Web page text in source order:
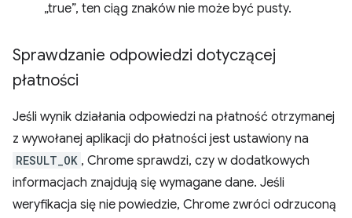
„true”, ten ciąg znaków nie może być pusty.
Sprawdzanie odpowiedzi dotyczącej
płatności
Jeśli wynik działania odpowiedzi na płatność otrzymanej
z wywołanej aplikacji do płatności jest ustawiony na
RESULT_OK , Chrome sprawdzi, czy w dodatkowych
informacjach znajdują się wymagane dane. Jeśli
weryfikacja się nie powiedzie, Chrome zwróci odrzuconą